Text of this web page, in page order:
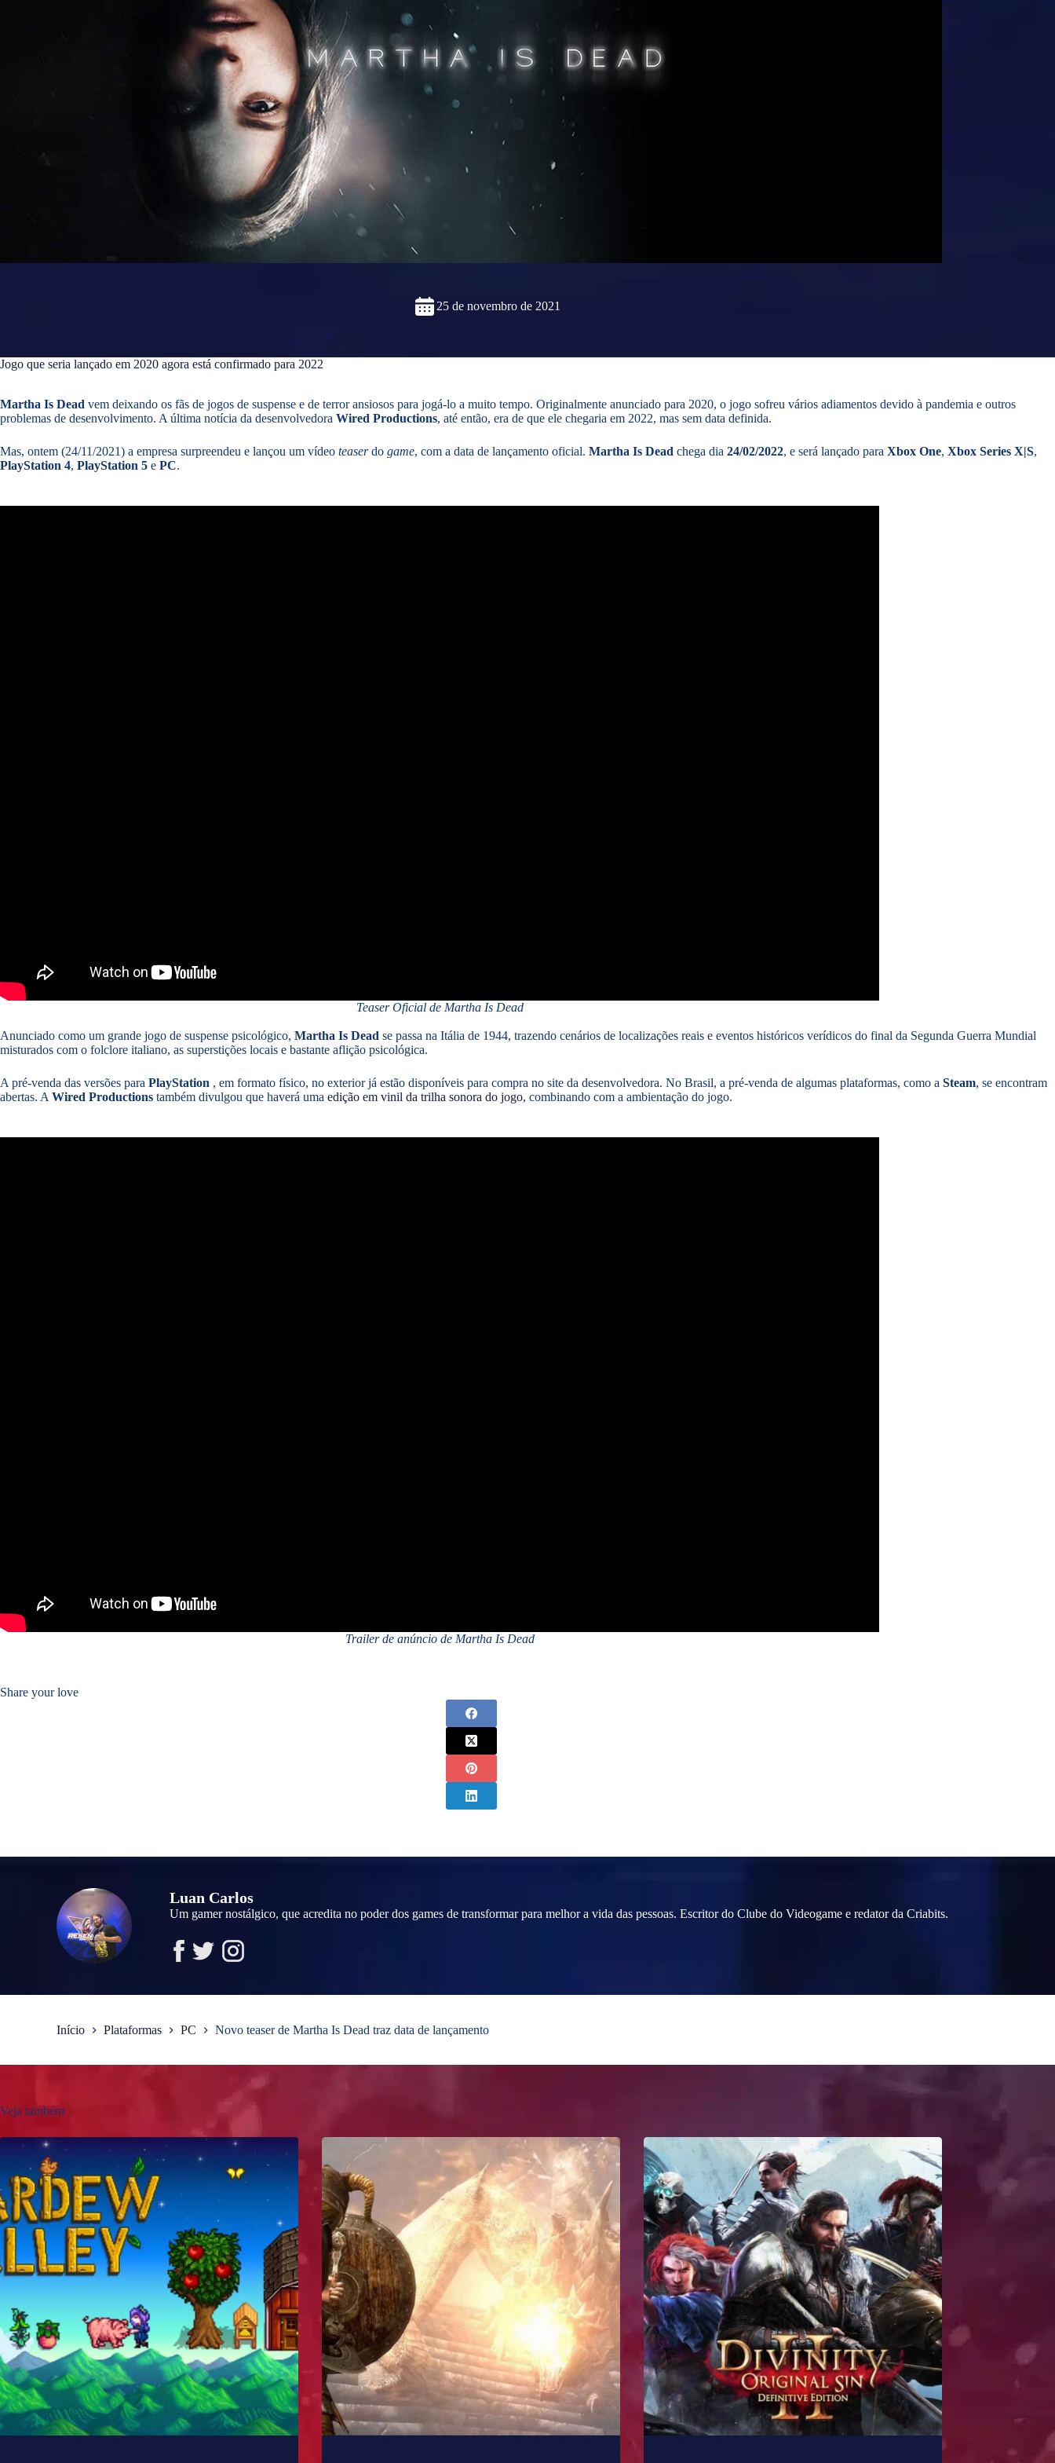
25 de novembro de 2021
Jogo que seria lançado em 2020 agora está confirmado para 2022
Martha Is Dead vem deixando os fãs de jogos de suspense e de terror ansiosos para jogá-lo a muito tempo. Originalmente anunciado para 2020, o jogo sofreu vários adiamentos devido à pandemia e outros
problemas de desenvolvimento. A última notícia da desenvolvedora Wired Productions, até então, era de que ele chegaria em 2022, mas sem data definida.
Mas, ontem (24/11/2021) a empresa surpreendeu e lançou um vídeo teaserdo game, com a data de lançamento oficial. Martha Is Dead chega dia 24/02/2022, e será lançado para Xbox One, Xbox Series X|S,
PlayStation 4, PlayStation 5 e PC.
Teaser Oficial de Martha Is Dead
Anunciado como um grande jogo de suspense psicológico, Martha Is Dead se passa na Itália de 1944, trazendo cenários de localizações reais e eventos históricos verídicos do final da Segunda Guerra Mundial
misturados com o folclore italiano, as superstições locais e bastante aflição psicológica.
A pré-venda das versões para PlayStation , em formato físico, no exterior já estão disponíveis para compra no site da desenvolvedora. No Brasil, a pré-venda de algumas plataformas, como a Steam, se encontram
abertas. A Wired Productions também divulgou que haverá uma edição em vinil da trilha sonora do jogo, combinando com a ambientação do jogo.
Trailer de anúncio de Martha Is Dead
Share your love
Luan Carlos
Um gamer nostálgico, que acredita no poder dos games de transformar para melhor a vida das pessoas. Escritor do Clube do Videogame e redator da Criabits.
Início Plataformas PC Novo teaser de Martha Is Dead traz data de lançamento
Veja também